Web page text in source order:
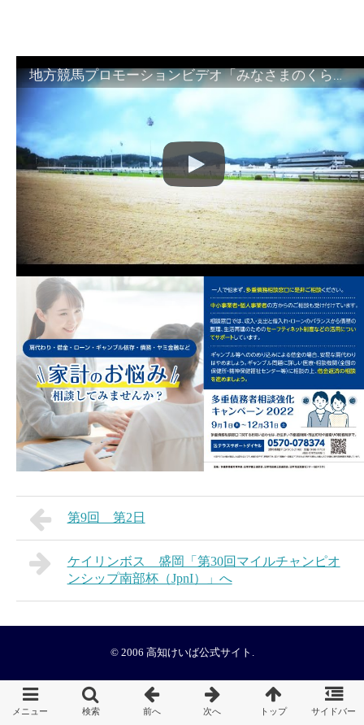
地方競馬プロモーションビデオ「みなさまのくらしのために」30秒篇｜NAR公式
第9回 第2日
ケイリンボス 盛岡「第30回マイルチャンピオ
ンシップ南部杯（JpnI）」へ
© 2006 高知けいば公式サイト .